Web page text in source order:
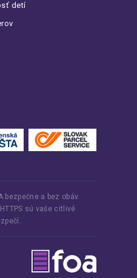
detí
bezpečne a bez obáv.
sú vaše citlivé